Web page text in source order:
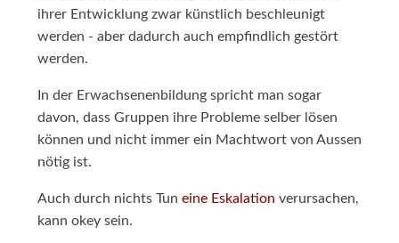
ihrer Entwicklung zwar künstlich beschleunigt
werden - aber dadurch auch empfindlich gestört
werden.
In der Erwachsenenbildung spricht man sogar
davon, dass Gruppen ihre Probleme selber lösen
können und nicht immer ein Machtwort von Aussen
nötig ist.
Auch durch nichts Tun eine Eskalation verursachen,
kann okey sein.